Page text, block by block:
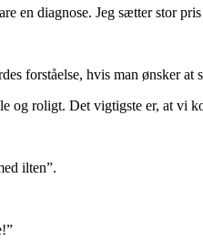
en diagnose. Jeg sætter stor
forståelse, hvis man ønsker at
og roligt. Det vigtigste er, at vi
ilten”.